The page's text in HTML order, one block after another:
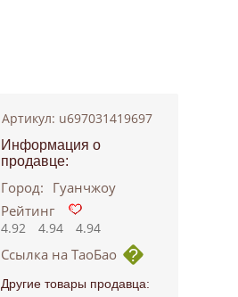
Артикул: u697031419697
Информация о
продавце:
Город: Гуанчжоу
Рейтинг
4.92 4.94 4.94
Ссылка на ТаоБао
Другие товары продавца: